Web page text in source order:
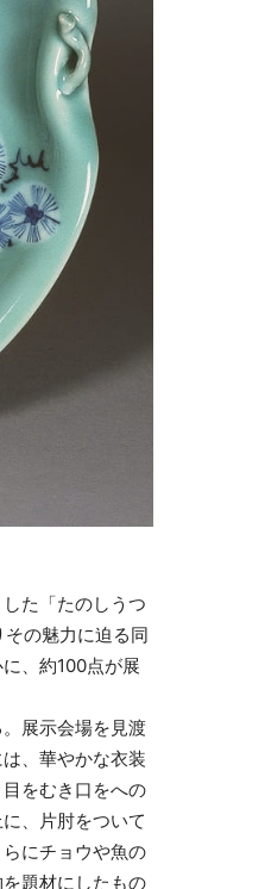
た「たのしうつ
の魅力に迫る同
、約100点が展
展示会場を見渡
、華やかな衣装
をむき口をへの
、片肘をついて
にチョウや魚の
題材にしたもの